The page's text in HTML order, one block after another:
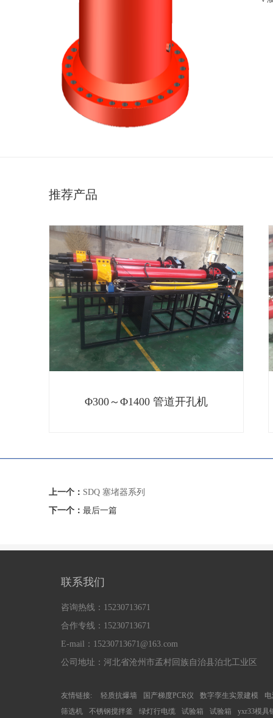
推荐产品
Φ300～Φ1400 管道开孔机
上一个： SDQ 塞堵器系列
下一个： 最后一篇
联系我们
咨询热线：15230713671
合作专线：15230713671
E-mail：15230713671@163.com
公司地址：河北省沧州市孟村回族自治县泊北工业区
友情链接: 轻质抗爆墙 国产梯度PCR仪 数字孪生实景建模
筛选机
不锈钢搅拌釜 绿灯行电缆 试验箱 试验箱 yxr33模具